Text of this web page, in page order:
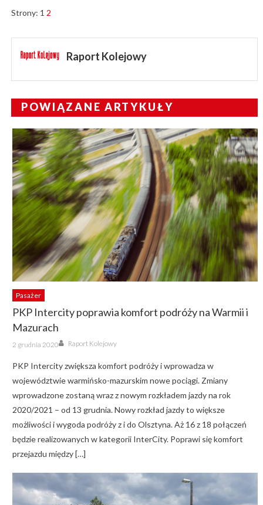
Strony: 1 2
Raport Kolejowy
POWIĄZANE ARTYKUŁY
Pasażer
PKP Intercity poprawia komfort podróży na Warmii i
Mazurach
Posted
on
2 grudnia 2020 Author
Raport Kolejowy
PKP Intercity zwiększa komfort podróży i wprowadza w
województwie warmińsko-mazurskim nowe pociągi. Zmiany
wprowadzone zostaną wraz z nowym rozkładem jazdy na rok
2020/2021 – od 13 grudnia. Nowy rozkład jazdy to większe
możliwości i wygoda podróży z i do Olsztyna. Aż 16 z 18 połączeń
będzie realizowanych w kategorii InterCity. Poprawi się komfort
przejazdu między […]